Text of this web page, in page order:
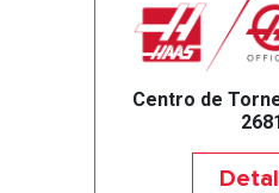
Centro de